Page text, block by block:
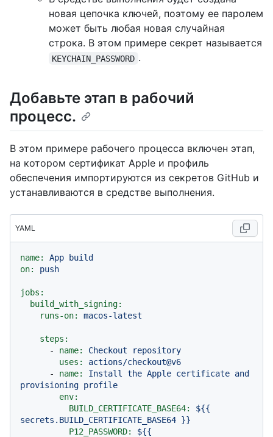
новая цепочка ключей, поэтому ее паролем
может быть любая новая случайная
строка. В этом примере секрет называется
KEYCHAIN_PASSWORD .
Добавьте этап в рабочий
процесс.
В этом примере рабочего процесса включен этап,
на котором сертификат Apple и профиль
обеспечения импортируются из секретов GitHub и
устанавливаются в средстве выполнения.
YAML
name: App build
on:
push
jobs:
build_with_signing:
runs-on:
macos-latest
steps:
-
name: Checkout
repository
uses:
actions/checkout@v6
-
name: Install the Apple certificate and
provisioning profile
env:
BUILD_CERTIFICATE_BASE64:
${{
secrets.BUILD_CERTIFICATE_BASE64 }}
P12_PASSWORD:
${{